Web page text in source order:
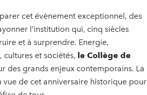
cet évènement exceptionnel, des
l’institution qui, cinq siècles
et à surprendre. Energie,
et sociétés, le Collège de
des grands enjeux contemporains. La
de cet anniversaire historique pour